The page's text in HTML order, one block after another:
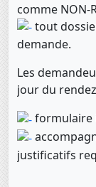
comme NON-
tout
demande.
Les
jour du
formulaire
justificatifs